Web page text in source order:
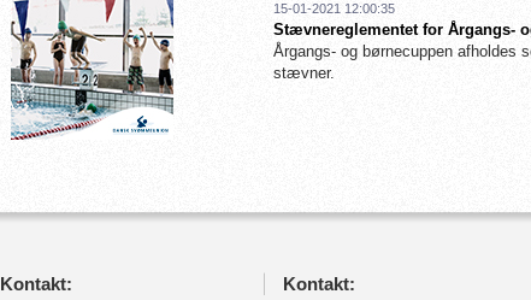
15-01-2021 12:00:35
Stævnereglementet for Årgangs-
Årgangs- og børnecuppen afholdes
stævner.
Kontakt: Kontakt: